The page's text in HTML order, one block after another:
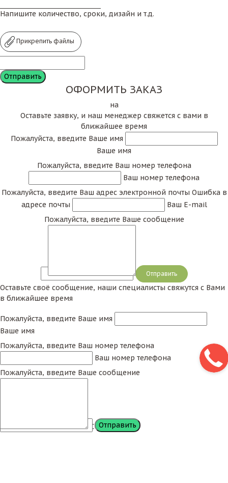
Напишите количество, сроки, дизайн и т.д.
Прикрепить файлы
ОФОРМИТЬ ЗАКАЗ
на
Оставьте заявку, и наш менеджер свяжется с вами в
ближайшее время
Пожалуйста, введите Ваше имя
Ваше имя
Пожалуйста, введите Ваш номер телефона
Ваш номер телефона
Пожалуйста, введите Ваш адрес электронной почты Ошибка в
адресе почты
Ваш E-mail
Пожалуйста, введите Ваше сообщение
Сообщение
Оставьте своё сообщение, наши специалисты свяжутся с Вами
в ближайшее время
Пожалуйста, введите Ваше имя
Ваше имя
Пожалуйста, введите Ваш номер телефона
Ваш номер телефона
Пожалуйста, введите Ваше сообщение
Сообщение